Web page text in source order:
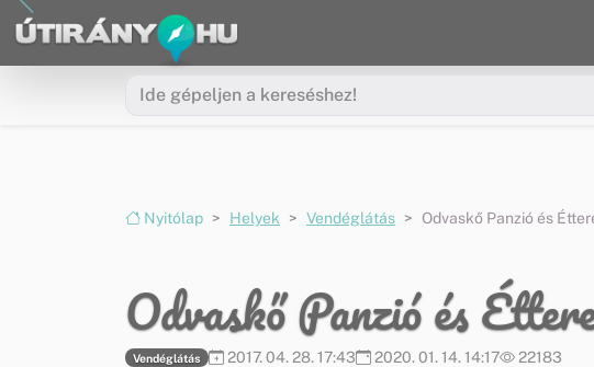
Ugrás a menüre
Ugrás a tartalomra
Nyitólap Helyek Vendéglátás Odvaskő Panzió és
Odvaskő Panzió és
Vendéglátás 2017. 04. 28. 17:43 2020. 01. 14. 14:17 22183